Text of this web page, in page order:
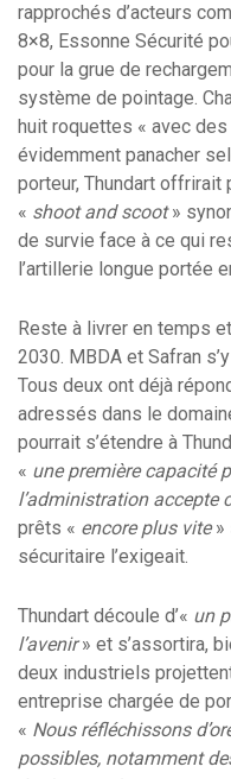
rapprochés d’acteurs
8×8, Essonne Sécurité
pour la grue de
système de pointage.
huit roquettes « avec
évidemment panacher
porteur, Thundart offrirait
« shoot and scoot»
de survie face à ce qui
l’artillerie longue portée
Reste à livrer en temps
2030. MBDA et Safran
Tous deux ont déjà
adressés dans le
pourrait s’étendre à
« une première capacité
l’administration accepte
prêts « encore plus vite»
sécuritaire l’exigeait.
Thundart découle d’« un
l’avenir» et s’assortira,
deux industriels
entreprise chargée de
« Nous réfléchissons
possibles, notamment